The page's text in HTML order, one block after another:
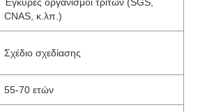
CNAS, κ.λπ.)
Σχέδιο σχεδίασης
55-70 ετών